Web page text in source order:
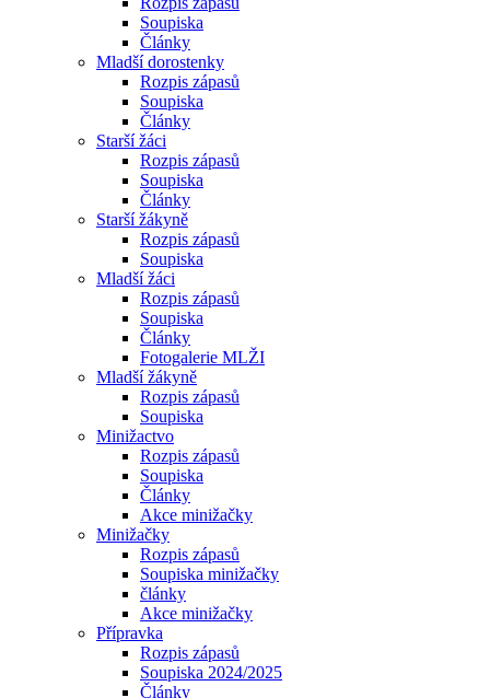
Soupiska
Články
Mladší dorostenky
Rozpis zápasů
Soupiska
Články
Starší žáci
Rozpis zápasů
Soupiska
Články
Starší žákyně
Rozpis zápasů
Soupiska
Mladší žáci
Rozpis zápasů
Soupiska
Články
Fotogalerie MLŽI
Mladší žákyně
Rozpis zápasů
Soupiska
Minižactvo
Rozpis zápasů
Soupiska
Články
Akce minižačky
Minižačky
Rozpis zápasů
Soupiska minižačky
články
Akce minižačky
Přípravka
Rozpis zápasů
Soupiska 2024/2025
Články